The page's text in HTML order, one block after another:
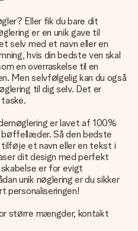
Eller fik du bare dit
er en unik gave til
selv med et navn eller en
hvis din bedste ven skal
en overraskelse til en
Men selvfølgelig kan du også
til dig selv. Det er
er lavet af 100%
Så den bedste
et navn eller en tekst i
dit design med perfekt
er for evigt
unik nøglering er du sikker
personaliseringen!
større mængder, kontakt